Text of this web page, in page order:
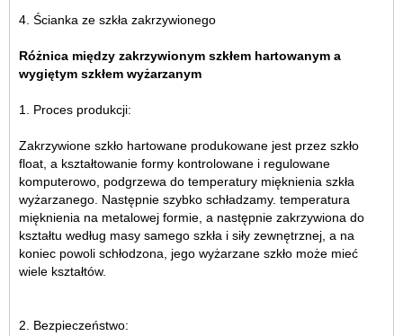
4. Ścianka ze szkła zakrzywionego
Różnica między zakrzywionym szkłem hartowanym a
wygiętym szkłem wyżarzanym
1. Proces produkcji:
Zakrzywione szkło hartowane produkowane jest przez szkło
float, a kształtowanie formy kontrolowane i regulowane
komputerowo, podgrzewa do temperatury mięknienia szkła
wyżarzanego. Następnie szybko schładzamy. temperatura
mięknienia na metalowej formie, a następnie zakrzywiona do
kształtu według masy samego szkła i siły zewnętrznej, a na
koniec powoli schłodzona, jego wyżarzane szkło może mieć
wiele kształtów.
2. Bezpieczeństwo: